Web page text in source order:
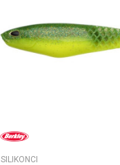
SILIKONCI